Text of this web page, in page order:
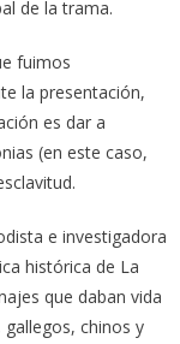
de la trama.
fuimos
la presentación,
es dar a
(en este caso,
e investigadora
histórica de La
que daban vida
chinos y